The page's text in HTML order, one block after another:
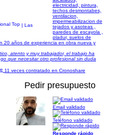
| Las
electricidad, pintura,
techos desmontabes,
ventilacion,
impermeabilizacion de
tejados y asoteas ,
paredes de escayola ,
pladur, suelos de
20 años de experiencia en obra nueva y
atento y muy trabajador, el trabajo ha
que necesitar otro profesional sin duda
11 veces contratado en Cronoshare
Pedir presupuesto
Email validado
Teléfono validado
Responde rápido